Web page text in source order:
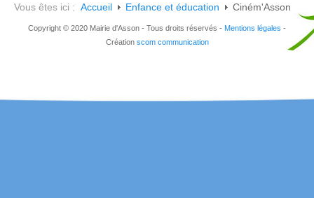
Vous êtes ici : Accueil Enfance et éducation Ciném'Asson
Copyright © 2020 Mairie d'Asson - Tous droits réservés - Mentions légales -
Création scom communication